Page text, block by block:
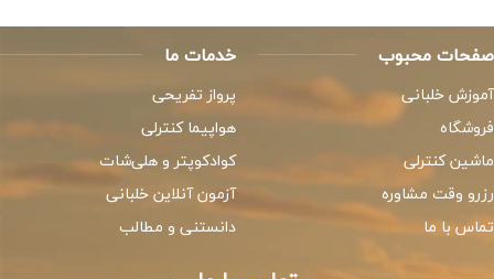
صفحات محبوب
آموزش خلبانی
فروشگاه
ماشین کنترلی
رزرو وقت مشاوره
تماس با ما
خدمات ما
پرواز تفریحی
هواپیما کنترلی
کوادکوپتر و هلی‌شات
آزمون آنلاین خلبانی
دانستنی و مطالب